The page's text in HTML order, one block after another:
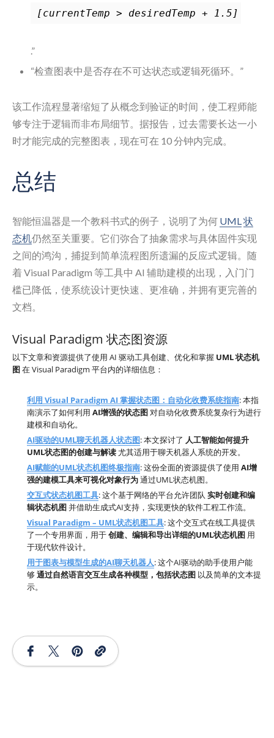
[currentTemp > desiredTemp + 1.5]
.”
“检查图表中是否存在不可达状态或逻辑死循环。”
该工作流程显著缩短了从概念到验证的时间，使工程师能
够专注于逻辑而非布局细节。据报告，过去需要长达一小
时才能完成的完整图表，现在可在 10 分钟内完成。
总结
智能恒温器是一个教科书式的例子，说明了为何 UML 状
态机仍然至关重要。它们弥合了抽象需求与具体固件实现
之间的鸿沟，捕捉到简单流程图所遗漏的反应式逻辑。随
着 Visual Paradigm 等工具中 AI 辅助建模的出现，入门门
槛已降低，使系统设计更快速、更准确，并拥有更完善的
文档。
Visual Paradigm 状态图资源
以下文章和资源提供了使用 AI 驱动工具创建、优化和掌握 UML 状态机
图在 Visual Paradigm 平台内的详细信息：
利用 Visual Paradigm AI 掌握状态图：自动化收费系统指南: 本指
南演示了如何利用 AI增强的状态图对自动化收费系统复杂行为进行
建模和自动化。
AI驱动的UML聊天机器人状态图: 本文探讨了 人工智能如何提升
UML状态图的创建与解读尤其适用于聊天机器人系统的开发。
AI赋能的UML状态机图终极指南: 这份全面的资源提供了使用 AI增
强的建模工具来可视化对象行为通过UML状态机图。
交互式状态机图工具: 这个基于网络的平台允许团队 实时创建和编
辑状态机图并借助生成式AI支持，实现更快的软件工程工作流。
Visual Paradigm – UML状态机图工具: 这个交互式在线工具提供
了一个专用界面，用于创建、编辑和导出详细的UML状态机图 用
于现代软件设计。
用于图表与模型生成的AI聊天机器人: 这个AI驱动的助手使用户能
够 通过自然语言交互生成各种模型，包括状态图 以及简单的文本提
示。